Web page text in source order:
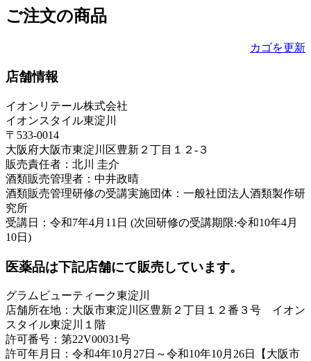
ご注文の商品
カゴを更新
店舗情報
イオンリテール株式会社
イオンスタイル東淀川
〒533-0014
大阪府大阪市東淀川区豊新２丁目１２-３
販売責任者：北川 圭介
酒類販売管理者：中井政晴
酒類販売管理研修の受講実施団体：一般社団法人酒類製作研
究所
受講日：令和7年4月11日 (次回研修の受講期限:令和10年4月
10日)
医薬品は下記店舗にて販売しています。
グラムビューティーク東淀川
店舗所在地：大阪市東淀川区豊新２丁目１２番３号 イオン
スタイル東淀川１階
許可番号：第22V00031号
許可年月日：令和4年10月27日～令和10年10月26日【大阪市